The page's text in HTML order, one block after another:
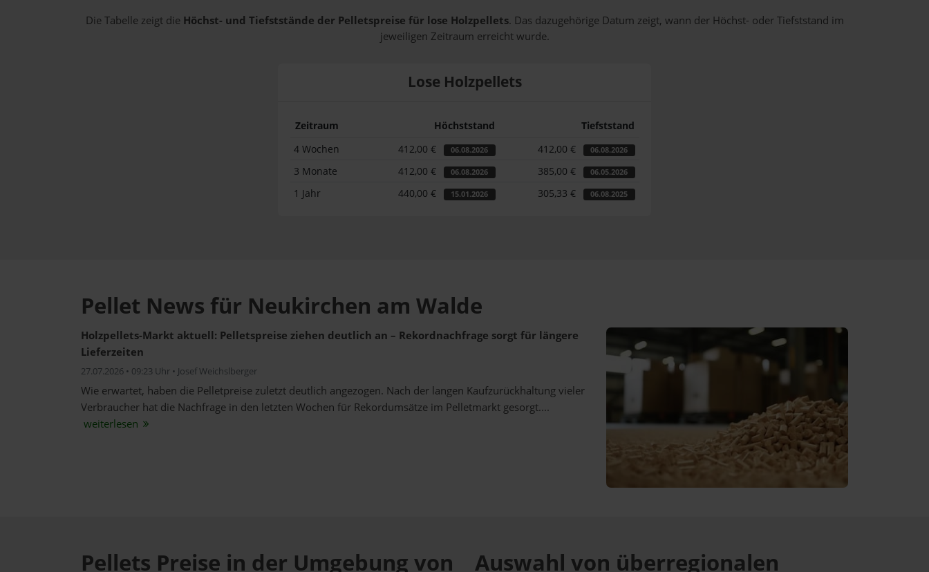
Die Tabelle zeigt die Höchst- und Tiefststände der Pelletspreise für lose Holzpellets. Das dazugehörige Datum zeigt, wann der Höchst- oder Tiefststand im
jeweiligen Zeitraum erreicht wurde.
Lose Holzpellets
Zeitraum Höchststand
Tiefststand
4 Wochen
412,00 € 06.08.2026 412,00 € 06.08.2026
3 Monate 412,00 € 06.08.2026 385,00 € 06.05.2026
1 Jahr 440,00 € 15.01.2026 305,33 € 06.08.2025
Pellet News für Neukirchen am Walde
Holzpellets-Markt aktuell: Pelletspreise ziehen deutlich an – Rekordnachfrage sorgt für längere
Lieferzeiten
27.07.2026 • 09:23 Uhr • Josef Weichslberger
Wie erwartet, haben die Pelletpreise zuletzt deutlich angezogen. Nach der langen Kaufzurückhaltung vieler
Verbraucher hat die Nachfrage in den letzten Wochen für Rekordumsätze im Pelletmarkt gesorgt....
weiterlesen
Pellets Preise in der Umgebung von Auswahl von überregionalen